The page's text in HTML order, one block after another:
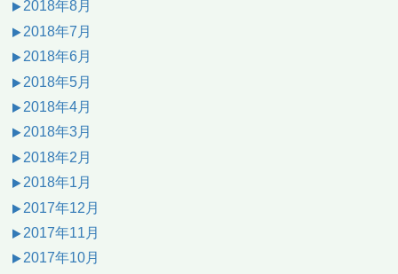
2018年8月
2018年7月
2018年6月
2018年5月
2018年4月
2018年3月
2018年2月
2018年1月
2017年12月
2017年11月
2017年10月